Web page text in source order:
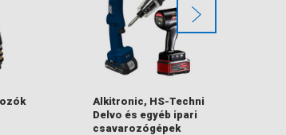
Alkitronic, HS-Technik,
Delvo és egyéb ipari
csavarozógépek